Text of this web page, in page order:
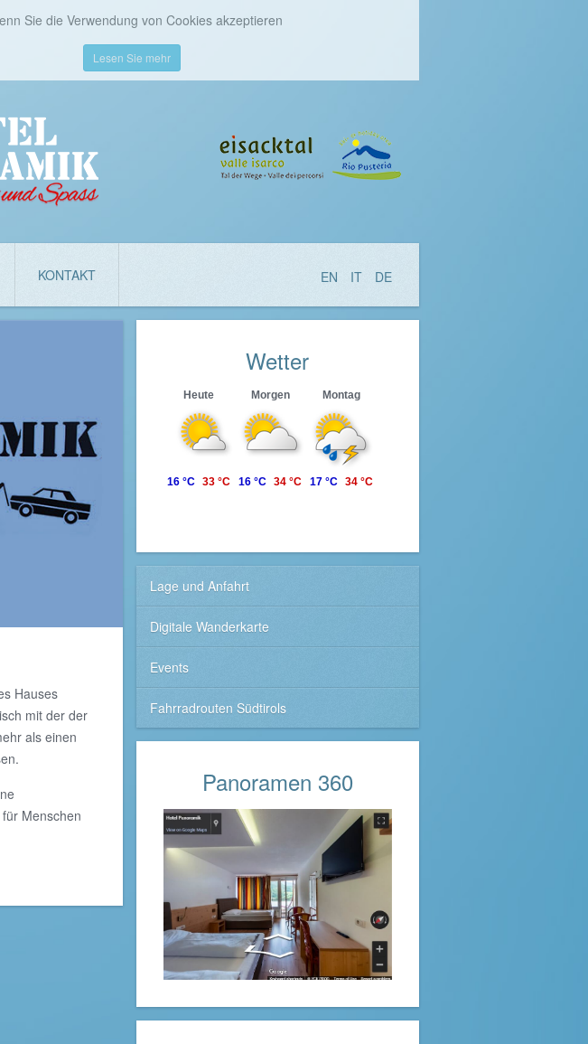
Sie die Verwendung von Cookies akzeptieren
Lesen Sie mehr
KONTAKT EN IT DE
Hauses
mit der der
als einen
Menschen
Wetter
Heute Morgen Montag
16 °C 33 °C 16 °C 34 °C 17 °C 34 °C
Lage und Anfahrt
Digitale Wanderkarte
Events
Fahrradrouten Südtirols
Panoramen 360